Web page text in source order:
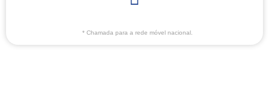
* Chamada para a rede móvel nacional.